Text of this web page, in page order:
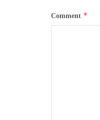
Comment *